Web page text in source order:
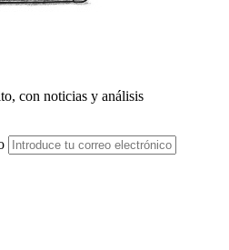
con noticias y análisis